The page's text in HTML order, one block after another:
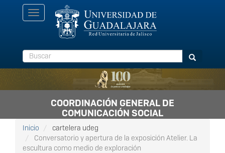
Toggle
navigation
Buscar Buscar
COORDINACIÓN GENERAL DE
COMUNICACIÓN SOCIAL
Inicio
cartelera udeg
Conversatorio y apertura de la exposición Atelier. La
escultura como medio de exploración